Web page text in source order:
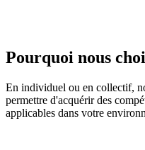
Pourquoi nous
En individuel ou en collectif,
permettre d'acquérir des
applicables dans votre